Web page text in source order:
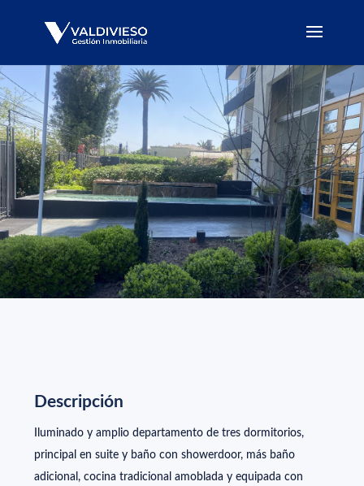
Santiago
Precio UF
3700
Cotizar
Descripción
Iluminado y amplio departamento de tres dormitorios,
principal en suite y baño con showerdoor, más baño
adicional, cocina tradicional amoblada y equipada con